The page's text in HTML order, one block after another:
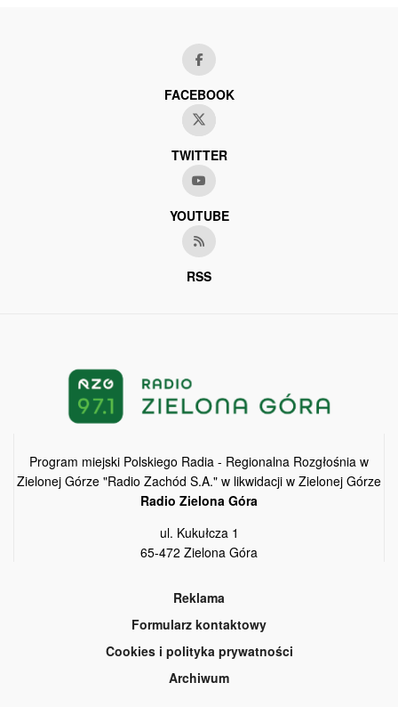
FACEBOOK
TWITTER
YOUTUBE
RSS
Program miejski Polskiego Radia - Regionalna Rozgłośnia w
Zielonej Górze "Radio Zachód S.A." w likwidacji w Zielonej Górze
Radio Zielona Góra
ul. Kukułcza 1
65-472 Zielona Góra
Reklama
Formularz kontaktowy
Cookies i polityka prywatności
Archiwum